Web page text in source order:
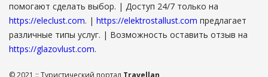
помогают сделать выбор. | Доступ 24/7 только на
https://eleclust.com. | https://elektrostallust.com предлагает
различные типы услуг. | Возможность оставить отзыв на
https://glazovlust.com.